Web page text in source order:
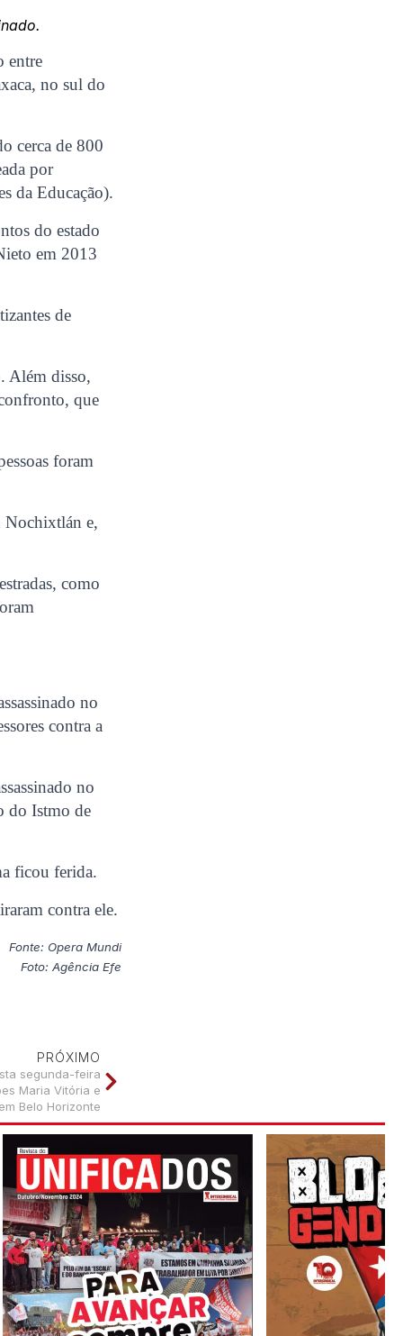
entre
no sul do
cerca de 800
por
da Educação).
do estado
em 2013
de
Além disso,
que
foram
Nochixtlán e,
como
no
contra a
no
do Istmo de
ficou ferida.
contra ele.
Fonte: Opera Mundi
Foto: Agência Efe
PRÓXIMO
segunda-feira
Maria Vitória e
Belo Horizonte